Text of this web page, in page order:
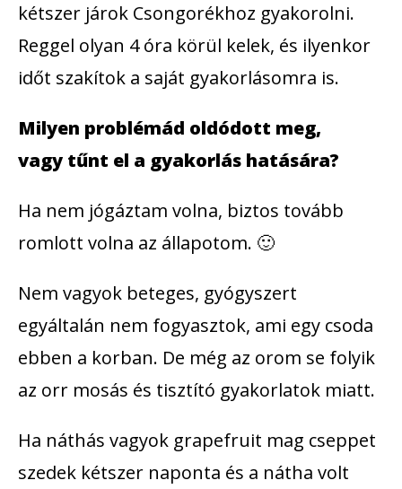
kétszer járok Csongorékhoz gyakorolni.
Reggel olyan 4 óra körül kelek, és ilyenkor
időt szakítok a saját gyakorlásomra is.
Milyen problémád oldódott meg,
vagy tűnt el a gyakorlás hatására?
Ha nem jógáztam volna, biztos tovább
romlott volna az állapotom. 🙂
Nem vagyok beteges, gyógyszert
egyáltalán nem fogyasztok, ami egy csoda
ebben a korban. De még az orom se folyik
az orr mosás és tisztító gyakorlatok miatt.
Ha náthás vagyok grapefruit mag cseppet
szedek kétszer naponta és a nátha volt